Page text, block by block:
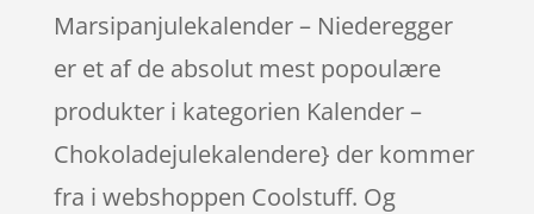
Marsipanjulekalender – Niederegger
er et af de absolut mest popoulære
produkter i kategorien Kalender –
Chokoladejulekalendere} der kommer
fra i webshoppen Coolstuff. Og